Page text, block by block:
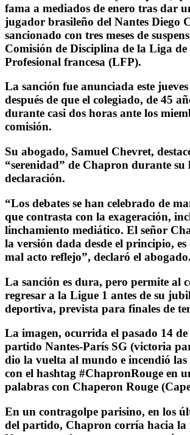
fama a mediados de enero tras dar
jugador brasileño del Nantes Diego
sancionado con tres meses de
Comisión de Disciplina de la Liga
Profesional francesa (LFP).
La sanción fue anunciada este
después de que el colegiado, de 45
durante casi dos horas ante los
comisión.
Su abogado, Samuel Chevret,
“serenidad” de Chapron durante su
declaración.
“Los debates se han celebrado de
que contrasta con la exageración,
linchamiento mediático. El señor
la versión dada desde el principio, es
mal acto reflejo”, declaró el abogado.
La sanción es dura, pero permite al
regresar a la Ligue 1 antes de su
deportiva, prevista para finales de
La imagen, ocurrida el pasado 14 de
partido Nantes-París SG (victoria
dio la vuelta al mundo e incendió las
con el hashtag #ChapronRouge en
palabras con Chaperon Rouge
En un contragolpe parisino, en los
del partido, Chapron corría hacia la